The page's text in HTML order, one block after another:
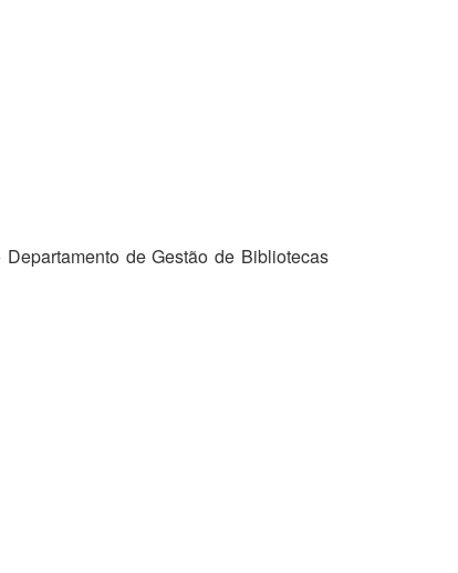
de Gestão de Bibliotecas